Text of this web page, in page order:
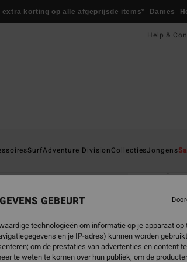
extra korting op alle afgeprijsde items* Dames
Help &
SurfAdventure DivisionCollectiesJongens
€
€
SALE
GEBEURT
technologieën om informatie op je apparaat
en je IP-adres) kunnen worden
om de prestaties van advertenties en content
te weten te komen over hun publiek; om de